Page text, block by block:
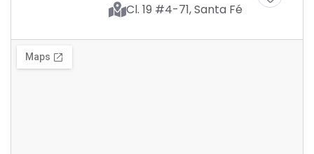
Cl. 19 #4-71, Santa Fé